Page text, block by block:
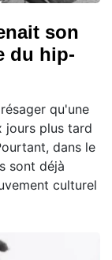
son
du hip-
qu'une
jours plus tard
dans le
sont déjà
culturel